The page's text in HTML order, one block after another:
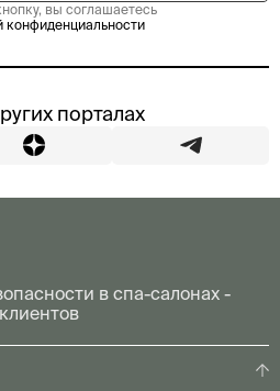
вы соглашаетесь
конфиденциальности
порталах
в спа-салонах -